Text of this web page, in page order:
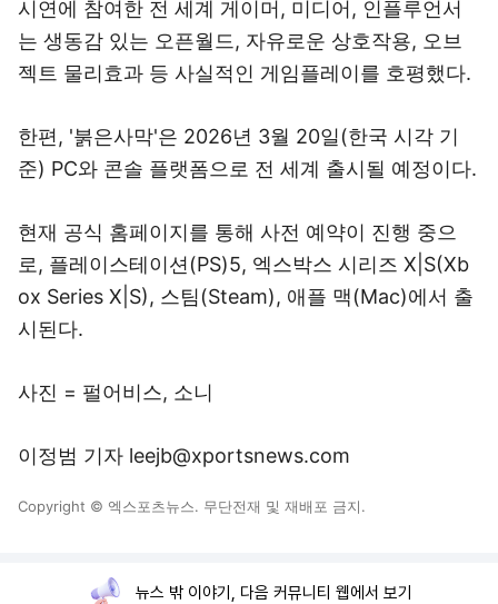
시연에 참여한 전 세계 게이머, 미디어, 인플루언서
는 생동감 있는 오픈월드, 자유로운 상호작용, 오브
젝트 물리효과 등 사실적인 게임플레이를 호평했다.
한편, '붉은사막'은 2026년 3월 20일(한국 시각 기
준) PC와 콘솔 플랫폼으로 전 세계 출시될 예정이다.
현재 공식 홈페이지를 통해 사전 예약이 진행 중으
로, 플레이스테이션(PS)5, 엑스박스 시리즈 X|S(Xb
ox Series X|S), 스팀(Steam), 애플 맥(Mac)에서 출
시된다.
사진 = 펄어비스, 소니
이정범 기자 leejb@xportsnews.com
Copyright © 엑스포츠뉴스. 무단전재 및 재배포 금지.
뉴스 밖 이야기, 다음 커뮤니티 웹에서 보기